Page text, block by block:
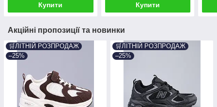
Купити Купити
Акційні пропозиції та новинки
🛒ЛІТНІЙ РОЗПРОДАЖ
–25%
🛒ЛІТНІЙ РОЗПРОДАЖ
–25%